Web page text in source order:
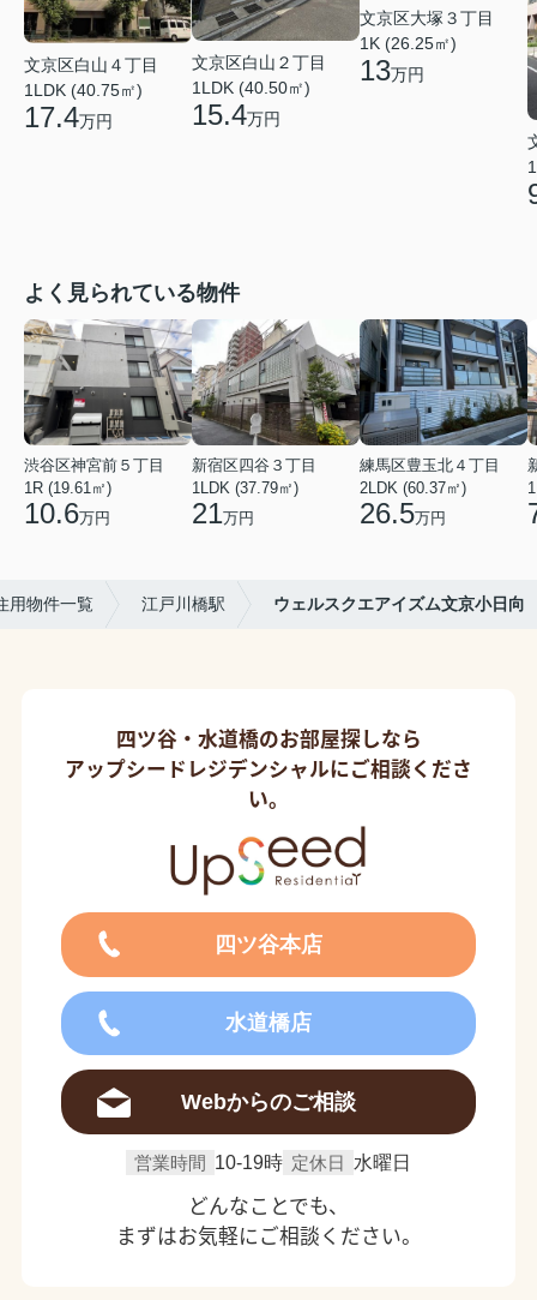
文京区白山４丁目
1LDK (40.75㎡)
17.4万円
文京区白山２丁目
1LDK (40.50㎡)
15.4万円
文京区大塚３丁目
1K (26.25㎡)
13万円
よく見られている物件
渋谷区神宮前５丁目
1R (19.61㎡)
10.6万円
新宿区四谷３丁目
1LDK (37.79㎡)
21万円
練馬区豊玉北４丁目
2LDK (60.37㎡)
26.5万円
用物件一覧 江戸川橋駅 ウェルスクエアイズム文京小日向
四ツ谷・水道橋のお部屋探しなら
アップシードレジデンシャルにご相談くださ
い。
四ツ谷本店
水道橋店
Webからのご相談
営業時間 10-19時 定休日 水曜日
どんなことでも、
まずはお気軽にご相談ください。